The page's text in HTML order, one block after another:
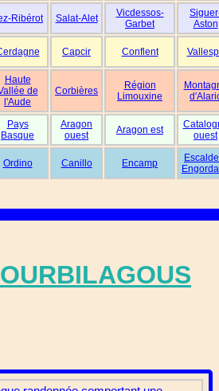
Ribérot Salat-Alet
Vicdessos-
Garbet
Aston
Capcir Conflent
Haute
de
l'Aude
Corbières
Région
Limouxine
Pays
Basque
Aragon
ouest
Aragon est
ouest
Ordino Canillo Encamp